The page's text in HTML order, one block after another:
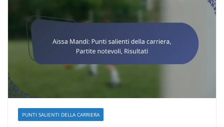
PUNTI SALIENTI DELLA CARRIERA